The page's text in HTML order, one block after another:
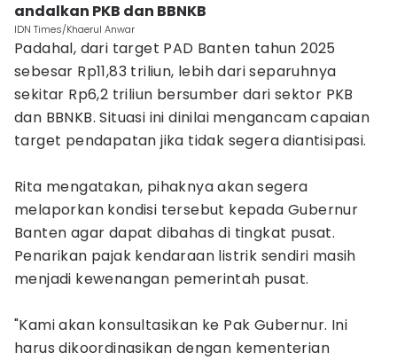
andalkan PKB dan BBNKB
IDN Times/Khaerul Anwar
Padahal, dari target PAD Banten tahun 2025
sebesar Rp11,83 triliun, lebih dari separuhnya
sekitar Rp6,2 triliun bersumber dari sektor PKB
dan BBNKB. Situasi ini dinilai mengancam capaian
target pendapatan jika tidak segera diantisipasi.
Rita mengatakan, pihaknya akan segera
melaporkan kondisi tersebut kepada Gubernur
Banten agar dapat dibahas di tingkat pusat.
Penarikan pajak kendaraan listrik sendiri masih
menjadi kewenangan pemerintah pusat.
"Kami akan konsultasikan ke Pak Gubernur. Ini
harus dikoordinasikan dengan kementerian